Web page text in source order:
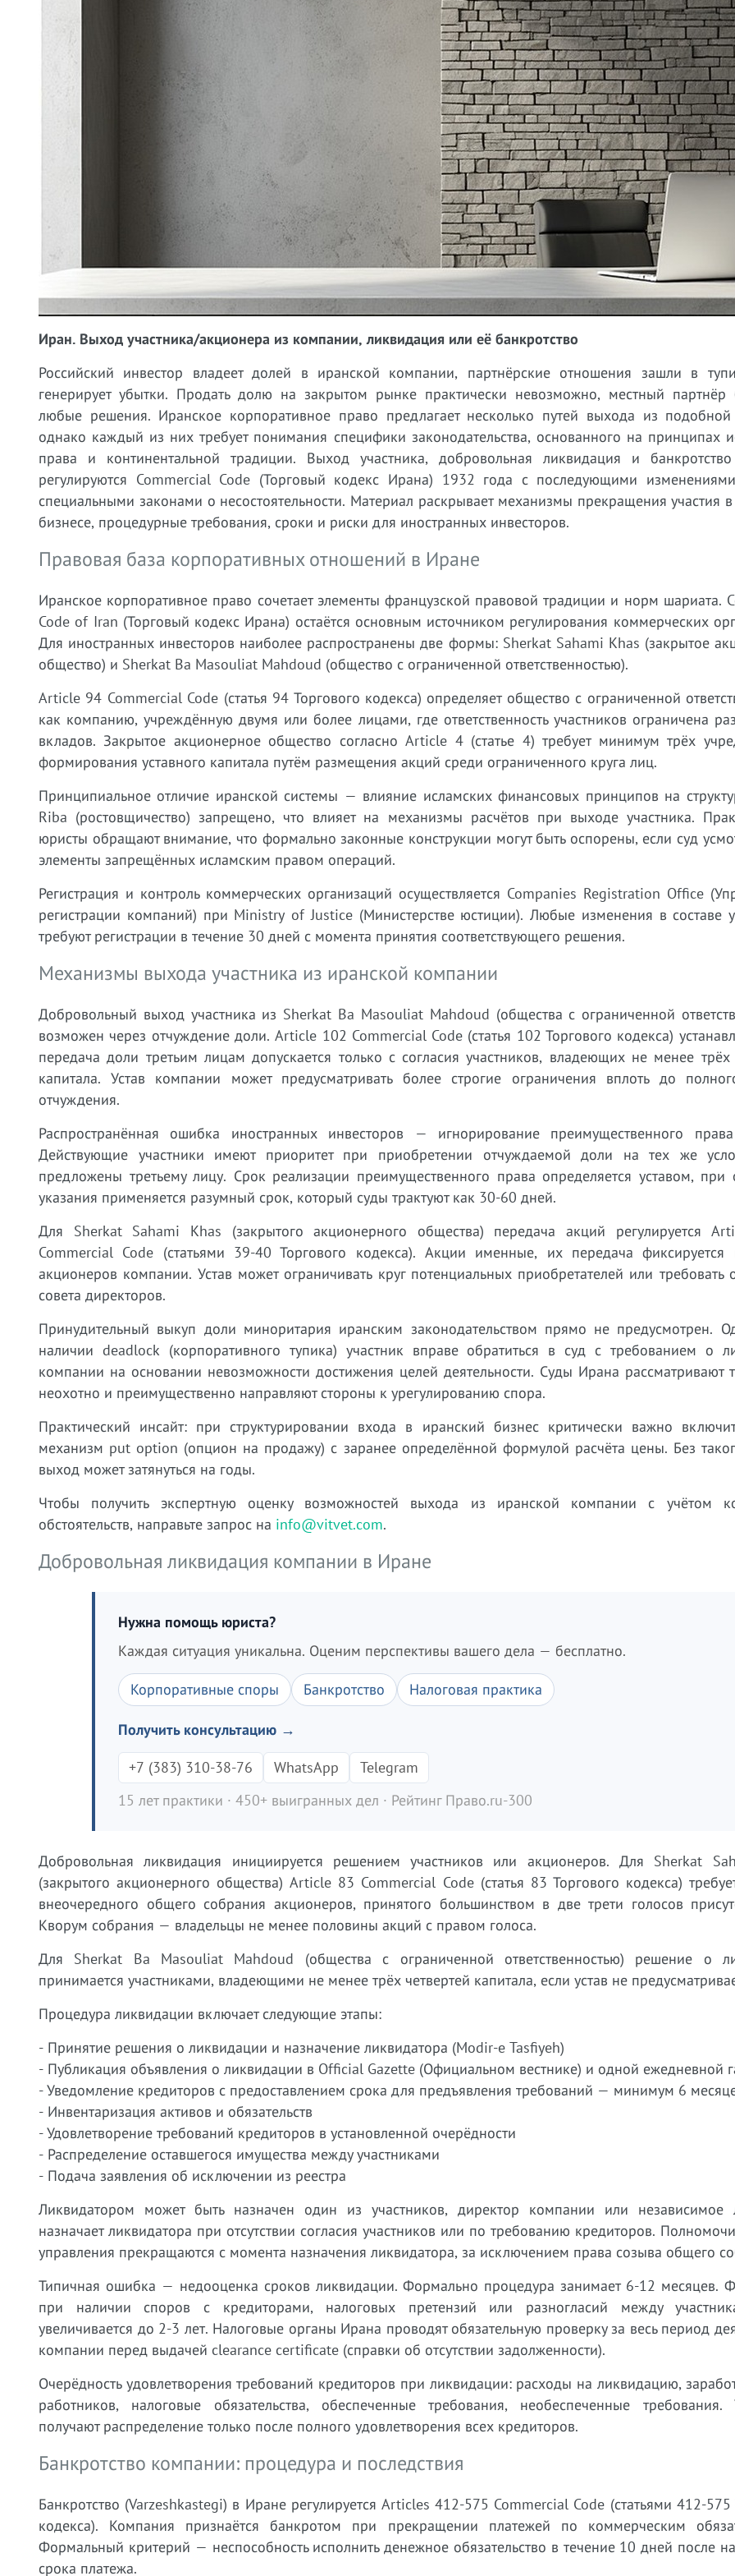
Иран. Выход участника/акционера из компании, ликвидация или её банкротство
Российский инвестор владеет долей в иранской компании, партнёрские отношения зашли в
генерирует убытки. Продать долю на закрытом рынке практически невозможно, местный партнёр
любые решения. Иранское корпоративное право предлагает несколько путей выхода из подобной
однако каждый из них требует понимания специфики законодательства, основанного на принципах
права и континентальной традиции. Выход участника, добровольная ликвидация и
регулируются Commercial Code (Торговый кодекс Ирана) 1932 года с последующими
специальными законами о несостоятельности. Материал раскрывает механизмы прекращения участия
бизнесе, процедурные требования, сроки и риски для иностранных инвесторов.
Правовая база корпоративных отношений в Иране
Иранское корпоративное право сочетает элементы французской правовой традиции и норм шариата.
Code of Iran (Торговый кодекс Ирана) остаётся основным источником регулирования коммерческих
Для иностранных инвесторов наиболее распространены две формы: Sherkat Sahami Khas (закрытое
общество) и Sherkat Ba Masouliat Mahdoud (общество с ограниченной ответственностью).
Article 94 Commercial Code (статья 94 Торгового кодекса) определяет общество с ограниченной
как компанию, учреждённую двумя или более лицами, где ответственность участников ограничена
вкладов. Закрытое акционерное общество согласно Article 4 (статье 4) требует минимум трёх
формирования уставного капитала путём размещения акций среди ограниченного круга лиц.
Принципиальное отличие иранской системы — влияние исламских финансовых принципов на
Riba (ростовщичество) запрещено, что влияет на механизмы расчётов при выходе участника.
юристы обращают внимание, что формально законные конструкции могут быть оспорены, если суд
элементы запрещённых исламским правом операций.
Регистрация и контроль коммерческих организаций осуществляется Companies Registration Office
регистрации компаний) при Ministry of Justice (Министерстве юстиции). Любые изменения в составе
требуют регистрации в течение 30 дней с момента принятия соответствующего решения.
Механизмы выхода участника из иранской компании
Добровольный выход участника из Sherkat Ba Masouliat Mahdoud (общества с ограниченной
возможен через отчуждение доли. Article 102 Commercial Code (статья 102 Торгового кодекса)
передача доли третьим лицам допускается только с согласия участников, владеющих не менее трёх
капитала. Устав компании может предусматривать более строгие ограничения вплоть до
отчуждения.
Распространённая ошибка иностранных инвесторов — игнорирование преимущественного
Действующие участники имеют приоритет при приобретении отчуждаемой доли на тех же
предложены третьему лицу. Срок реализации преимущественного права определяется уставом, при
указания применяется разумный срок, который суды трактуют как 30-60 дней.
Для Sherkat Sahami Khas (закрытого акционерного общества) передача акций регулируется
Commercial Code (статьями 39-40 Торгового кодекса). Акции именные, их передача фиксируется
акционеров компании. Устав может ограничивать круг потенциальных приобретателей или требовать
совета директоров.
Принудительный выкуп доли миноритария иранским законодательством прямо не предусмотрен.
наличии deadlock (корпоративного тупика) участник вправе обратиться в суд с требованием о
компании на основании невозможности достижения целей деятельности. Суды Ирана рассматривают
неохотно и преимущественно направляют стороны к урегулированию спора.
Практический инсайт: при структурировании входа в иранский бизнес критически важно
механизм put option (опцион на продажу) с заранее определённой формулой расчёта цены. Без
выход может затянуться на годы.
Чтобы получить экспертную оценку возможностей выхода из иранской компании с учётом
обстоятельств, направьте запрос на info@vitvet.com.
Добровольная ликвидация компании в Иране
Нужна помощь юриста?
Каждая ситуация уникальна. Оценим перспективы вашего дела — бесплатно.
Корпоративные споры Банкротство Налоговая практика
Получить консультацию →
+7 (383) 310-38-76
WhatsApp
Telegram
15 лет практики · 450+ выигранных дел · Рейтинг Право.ru-300
Добровольная ликвидация инициируется решением участников или акционеров. Для Sherkat
(закрытого акционерного общества) Article 83 Commercial Code (статья 83 Торгового кодекса)
внеочередного общего собрания акционеров, принятого большинством в две трети голосов
Кворум собрания — владельцы не менее половины акций с правом голоса.
Для Sherkat Ba Masouliat Mahdoud (общества с ограниченной ответственностью) решение о
принимается участниками, владеющими не менее трёх четвертей капитала, если устав не
Процедура ликвидации включает следующие этапы:
- Принятие решения о ликвидации и назначение ликвидатора (Modir-e Tasfiyeh)
- Публикация объявления о ликвидации в Official Gazette (Официальном вестнике) и одной ежедневной
- Уведомление кредиторов с предоставлением срока для предъявления требований — минимум 6
- Инвентаризация активов и обязательств
- Удовлетворение требований кредиторов в установленной очерёдности
- Распределение оставшегося имущества между участниками
- Подача заявления об исключении из реестра
Ликвидатором может быть назначен один из участников, директор компании или независимое
назначает ликвидатора при отсутствии согласия участников или по требованию кредиторов.
управления прекращаются с момента назначения ликвидатора, за исключением права созыва общего
Типичная ошибка — недооценка сроков ликвидации. Формально процедура занимает 6-12 месяцев.
при наличии споров с кредиторами, налоговых претензий или разногласий между
увеличивается до 2-3 лет. Налоговые органы Ирана проводят обязательную проверку за весь период
компании перед выдачей clearance certificate (справки об отсутствии задолженности).
Очерёдность удовлетворения требований кредиторов при ликвидации: расходы на ликвидацию,
работников, налоговые обязательства, обеспеченные требования, необеспеченные требования.
получают распределение только после полного удовлетворения всех кредиторов.
Банкротство компании: процедура и последствия
Банкротство (Varzeshkastegi) в Иране регулируется Articles 412-575 Commercial Code (статьями 412-575
кодекса). Компания признаётся банкротом при прекращении платежей по коммерческим
Формальный критерий — неспособность исполнить денежное обязательство в течение 10 дней после
срока платежа.